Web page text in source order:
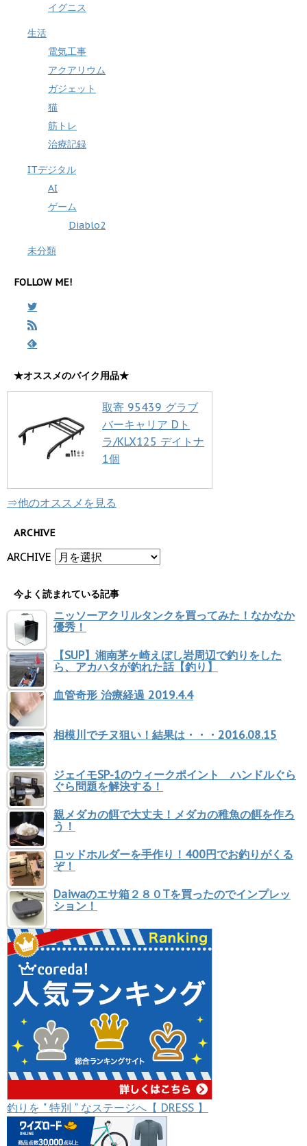
イグニス
生活
電気工事
アクアリウム
ガジェット
猫
筋トレ
治療記録
ITデジタル
AI
ゲーム
Diablo2
未分類
FOLLOW ME!
★オススメのバイク用品★
取寄 95439 グラブ
バーキャリア Dト
ラ/KLX125 デイトナ
1個
⇒他のオススメを見る
ARCHIVE
ARCHIVE
今よく読まれている記事
ニッソーアクリルタンクを買ってみた！なかなか
優秀！
【SUP】湘南茅ヶ崎えぼし岩周辺で釣りをした
ら、アカハタが釣れた話【釣り】
血管奇形 治療経過 2019.4.4
相模川でチヌ狙い！結果は・・・2016.08.15
ジェイモSP-1のウィークポイント ハンドルぐら
ぐら問題を解決する！
親メダカの餌で大丈夫！メダカの稚魚の餌を作ろ
う！
ロッドホルダーを手作り！400円でお釣りがくる
ぞ！
Daiwaのエサ箱２８０Tを買ったのでインプレッ
ション！
釣りを " 特別 " なステージへ【 DRESS 】